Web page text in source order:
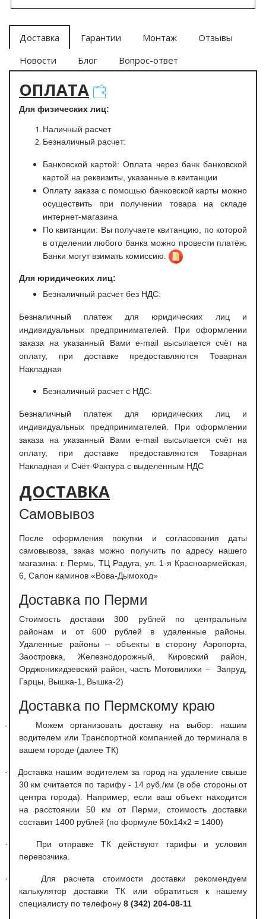
Доставка Гарантии Монтаж
Отзывы
Новости
Блог Вопрос-ответ
ОПЛАТА
Для физических лиц:
Наличный расчет
Безналичный расчет:
Банковской картой: Оплата через банк банковской
картой на реквизиты, указанные в квитанции
Оплату заказа с помощью банковской карты можно
осуществить при получении товара на складе
интернет-магазина
По квитанции: Вы получаете квитанцию, по которой
в отделении любого банка можно провести платёж.
Банки могут взимать комиссию.
Для юридических лиц:
Безналичный расчет без НДС:
Безналичный платеж для юридических лиц и
индивидуальных предпринимателей. При оформлении
заказа на указанный Вами e-mail высылается счёт на
оплату, при доставке предоставляются Товарная
Накладная
Безналичный расчет с НДС:
Безналичный платеж для юридических лиц и
индивидуальных предпринимателей. При оформлении
заказа на указанный Вами e-mail высылается счёт на
оплату, при доставке предоставляются Товарная
Накладная и Счёт-Фактура с выделенным НДС
ДОСТАВКА
Самовывоз
После оформления покупки и согласования даты
самовывоза, заказ можно получить по адресу нашего
магазина: г. Пермь, ТЦ Радуга, ул. 1-я Красноармейская,
6, Салон каминов «Вова-Дымоход»
Доставка по Перми
Стоимость доставки 300 рублей по центральным
районам и от 600 рублей в удаленные районы.
Удаленные районы – объекты в сторону Аэропорта,
Заостровка, Железнодорожный, Кировский район,
Орджоникидзевский район, часть Мотовилихи – Запруд,
Гарцы, Вышка-1, Вышка-2)
Доставка по Пермскому краю
·
Можем организовать доставку на выбор: нашим
водителем или Транспортной компанией до терминала в
вашем городе (далее ТК)
·
Доставка нашим водителем за город на удаление свыше
30 км считается по тарифу - 14 руб./км (в обе стороны от
центра города). Например, если ваш объект находится
на расстоянии 50 км от Перми, стоимость доставки
составит 1400 рублей (по формуле 50х14х2 = 1400)
·
При отправке ТК действуют тарифы и условия
перевозчика.
·
Для расчета стоимости доставки рекомендуем
калькулятор доставки ТК или обратиться к нашему
специалисту по телефону 8 (342) 204-08-11